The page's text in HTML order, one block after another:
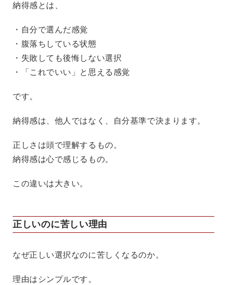
納得感とは、
・自分で選んだ感覚
・腹落ちしている状態
・失敗しても後悔しない選択
・「これでいい」と思える感覚
です。
納得感は、他人ではなく、自分基準で決まります。
正しさは頭で理解するもの。
納得感は心で感じるもの。
この違いは大きい。
正しいのに苦しい理由
なぜ正しい選択なのに苦しくなるのか。
理由はシンプルです。